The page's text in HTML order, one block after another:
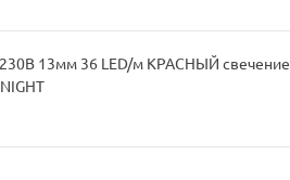
13мм 36 LED/м КРАСНЫЙ